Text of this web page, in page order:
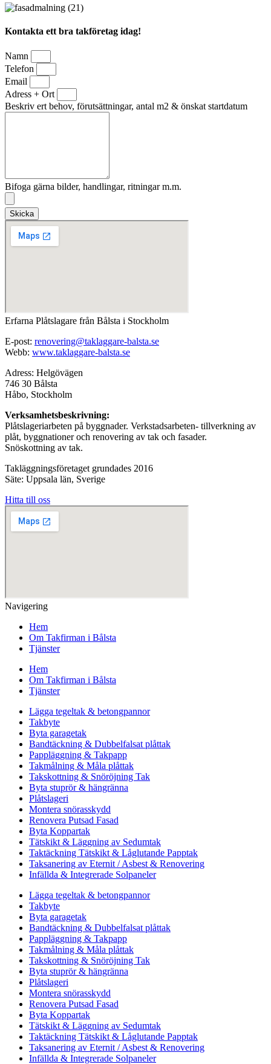
Kontakta ett bra takföretag idag!
Namn
Telefon
Email
Adress + Ort
Beskriv ert behov, förutsättningar, antal m2 & önskat startdatum
Bifoga gärna bilder, handlingar, ritningar m.m.
Skicka
Erfarna Plåtslagare från Bålsta i Stockholm
E-post: renovering@taklaggare-balsta.se
Webb: www.taklaggare-balsta.se
Adress: Helgövägen
746 30 Bålsta
Håbo, Stockholm
Verksamhetsbeskrivning:
Plåtslageriarbeten på byggnader. Verkstadsarbeten- tillverkning av
plåt, byggnationer och renovering av tak och fasader.
Snöskottning av tak.
Takläggningsföretaget grundades 2016
Säte: Uppsala län, Sverige
Hitta till oss
Navigering
Hem
Om Takfirman i Bålsta
Tjänster
Hem
Om Takfirman i Bålsta
Tjänster
Lägga tegeltak & betongpannor
Takbyte
Byta garagetak
Bandtäckning & Dubbelfalsat plåttak
Pappläggning & Takpapp
Takmålning & Måla plåttak
Takskottning & Snöröjning Tak
Byta stuprör & hängränna
Plåtslageri
Montera snörasskydd
Renovera Putsad Fasad
Byta Koppartak
Tätskikt & Läggning av Sedumtak
Taktäckning Tätskikt & Låglutande Papptak
Taksanering av Eternit / Asbest & Renovering
Infällda & Integrerade Solpaneler
Lägga tegeltak & betongpannor
Takbyte
Byta garagetak
Bandtäckning & Dubbelfalsat plåttak
Pappläggning & Takpapp
Takmålning & Måla plåttak
Takskottning & Snöröjning Tak
Byta stuprör & hängränna
Plåtslageri
Montera snörasskydd
Renovera Putsad Fasad
Byta Koppartak
Tätskikt & Läggning av Sedumtak
Taktäckning Tätskikt & Låglutande Papptak
Taksanering av Eternit / Asbest & Renovering
Infällda & Integrerade Solpaneler